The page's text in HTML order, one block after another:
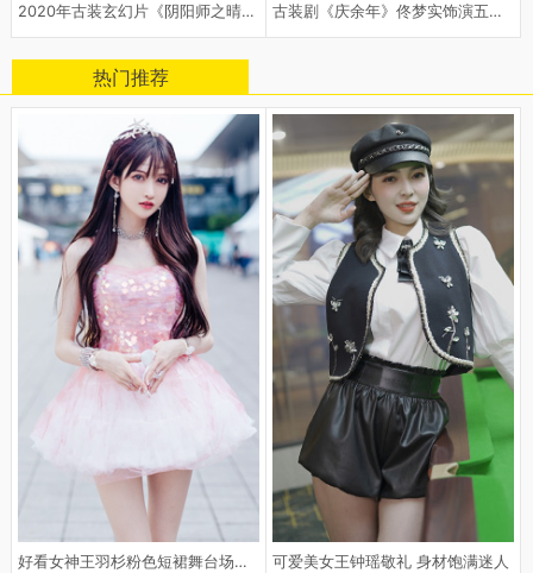
2020年古装玄幻片《阴阳师之晴雅集 古装剧《庆余年》佟梦实饰演五竹叔
热门推荐
好看女神王羽杉粉色短裙舞台场景手 可爱美女王钟瑶敬礼 身材饱满迷人